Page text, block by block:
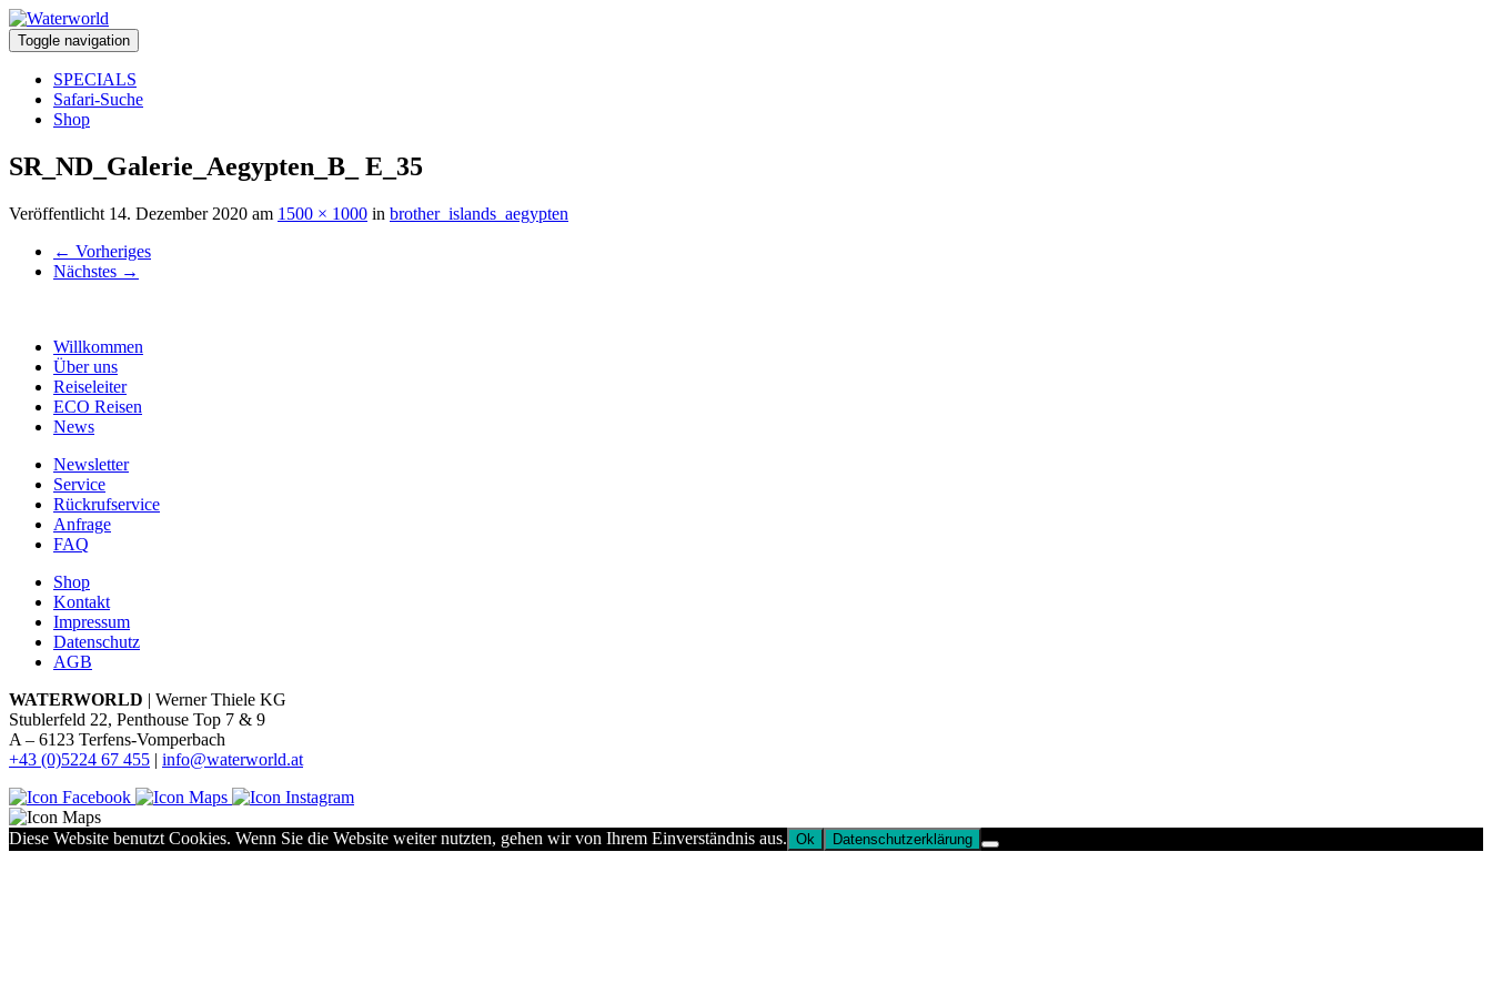
Toggle navigation
SPECIALS
Safari-Suche
Shop
SR_ND_Galerie_Aegypten_B_ E_35
Veröffentlicht 14. Dezember 2020 am 1500 × 1000 in brother_islands_aegypten
← Vorheriges
Nächstes →
Willkommen
Über uns
Reiseleiter
ECO Reisen
News
Newsletter
Service
Rückrufservice
Anfrage
FAQ
Shop
Kontakt
Impressum
Datenschutz
AGB
WATERWORLD | Werner Thiele KG
Stublerfeld 22, Penthouse Top 7 & 9
A – 6123 Terfens-Vomperbach
+43 (0)5224 67 455 | info@waterworld.at
Diese Website benutzt Cookies. Wenn Sie die Website weiter nutzten, gehen wir von Ihrem Einverständnis aus. Ok Datenschutzerklärung